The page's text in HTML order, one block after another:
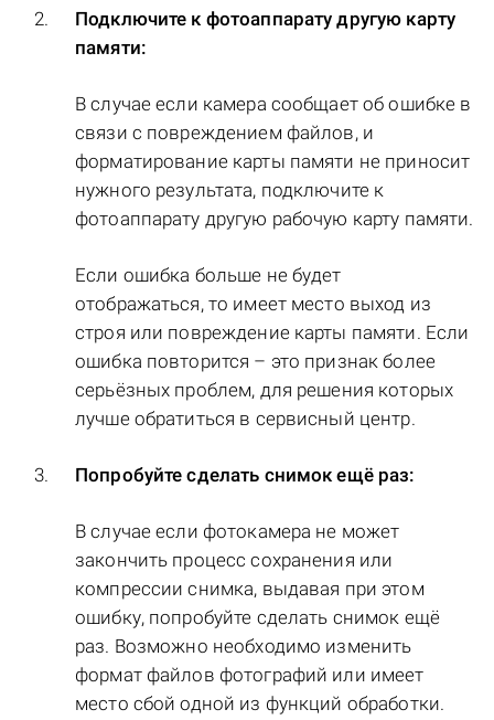
Подключите к фотоаппарату другую карту
памяти:
В случае если камера сообщает об ошибке в
связи с повреждением файлов, и
форматирование карты памяти не приносит
нужного результата, подключите к
фотоаппарату другую рабочую карту памяти.
Если ошибка больше не будет
отображаться, то имеет место выход из
строя или повреждение карты памяти. Если
ошибка повторится – это признак более
серьёзных проблем, для решения которых
лучше обратиться в сервисный центр.
Попробуйте сделать снимок ещё раз:
В случае если фотокамера не может
закончить процесс сохранения или
компрессии снимка, выдавая при этом
ошибку, попробуйте сделать снимок ещё
раз. Возможно необходимо изменить
формат файлов фотографий или имеет
место сбой одной из функций обработки.